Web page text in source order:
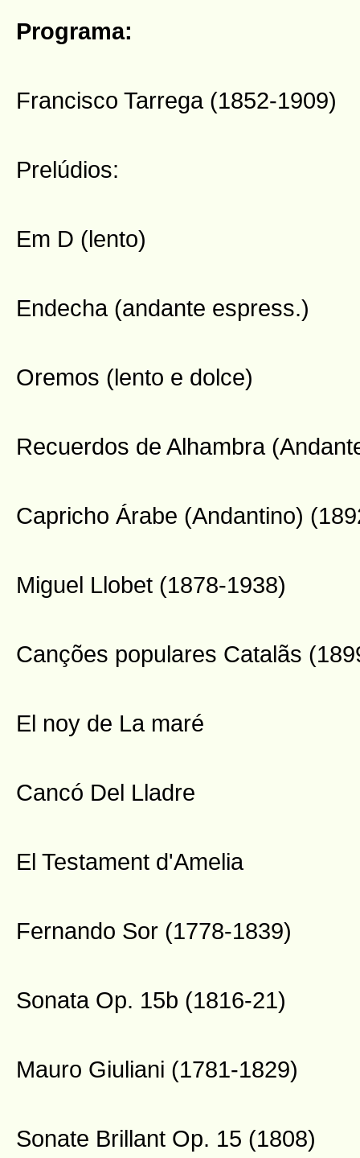
Programa:
Francisco Tarrega (1852-1909)
Prelúdios:
Em D (lento)
Endecha (andante espress.)
Oremos (lento e dolce)
Recuerdos de Alhambra
Capricho Árabe (Andantino)
Miguel Llobet (1878-1938)
Canções populares Catalãs
El noy de La maré
Cancó Del Lladre
El Testament d'Amelia
Fernando Sor (1778-1839)
Sonata Op. 15b (1816-21)
Mauro Giuliani (1781-1829)
Sonate Brillant Op. 15 (1808)